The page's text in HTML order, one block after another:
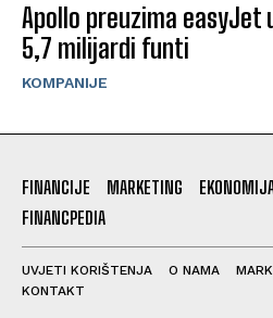
Apollo preuzima easyJet
5,7 milijardi funti
KOMPANIJE
FINANCIJE MARKETING
FINANCPEDIA
UVJETI KORIŠTENJA O NAMA
KONTAKT